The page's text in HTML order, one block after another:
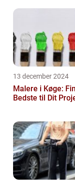
13 december 2024
Malere i Køge:
Bedste til Dit